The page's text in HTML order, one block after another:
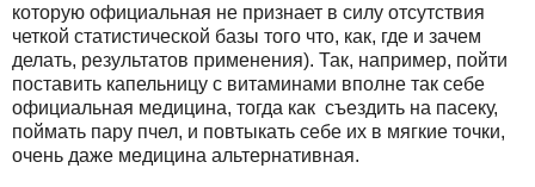
которую официальная не признает в силу отсутствия
четкой статистической базы того что, как, где и зачем
делать, результатов применения). Так, например, пойти
поставить капельницу с витаминами вполне так себе
официальная медицина, тогда как съездить на пасеку,
поймать пару пчел, и повтыкать себе их в мягкие точки,
очень даже медицина альтернативная.